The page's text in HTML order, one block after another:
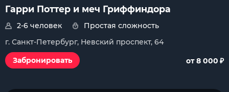
Гарри Поттер и меч Гриффиндора
2-6 человек
Простая сложность
г. Санкт-Петербург, Невский проспект, 64
Забронировать
от 8 000 ₽